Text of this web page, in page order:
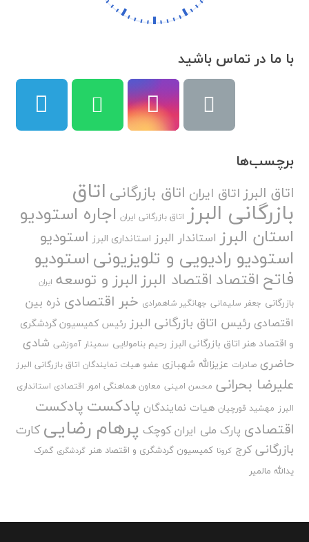
با ما در تماس باشید
برچسب‌ها
اتاق البرزاتاق ایران اتاق بازرگانی اتاق
بازرگانی البرز اتاق بازرگانی ایران اجاره استودیو
استان البرز استاندار البرز استانداری البرز استودیو
استودیو رادیویی و تلویزیونیاستودیو
فاتح اقتصاد اقتصاد البرزالبرز و توسعه ایران
بازرگانی جعفر سلیمانی جهانگیر شاهمرادی خبر اقتصادی ذره بین
اقتصادی رئیس اتاق بازرگانی البرز رئیس کمیسیون گردشگری
و اقتصاد هنر اتاق بازرگانی البرز رحیم بنامولایی سمینار آموزشی شادی
حاضری صادرات عزیزالله شهبازی عضو هیات نمایندگان اتاق بازرگانی البرز
علیرضا بحرانی محسن امینی معاون هماهنگی امور اقتصادی استانداری
البرز مهشید قورچیان هیات نمایندگان پادکست پادکست
اقتصادی پارک ملی ایران کوچک پرهام رضایی کارت
بازرگانی کرج کرونا کمیسیون گردشگری و اقتصاد هنر گردشگری گمرک
یدالله مالمیر